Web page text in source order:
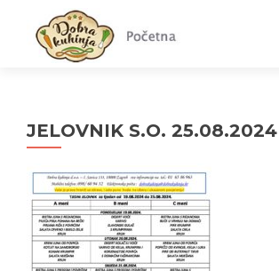
JELOVNIK S.O. 25.08.2024